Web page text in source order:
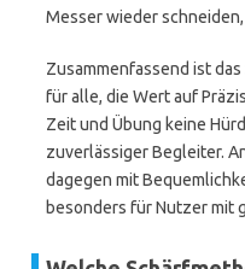
Messer wieder
Zusammenfassend ist
für alle, die Wert auf
Zeit und Übung keine
zuverlässiger Begleiter.
dagegen mit
besonders für Nutzer mit